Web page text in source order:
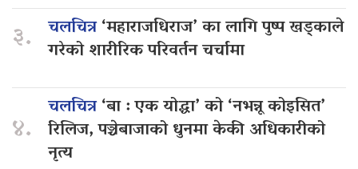
३. चलचित्र‘महाराजधिराज’ का लागि पुष्प खड्काले
गरेको शारीरिक परिवर्तन चर्चामा
४.
चलचित्र‘बा : एक योद्धा’ को ‘नभन्नू कोइसित’
रिलिज, पञ्चेबाजाको धुनमा केकी अधिकारीको
नृत्य